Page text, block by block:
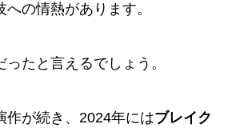
の情熱があります。
ったと言えるでしょう。
作が続き、2024年にはブレイク